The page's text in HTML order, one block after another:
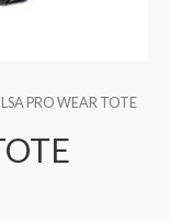
PRO WEAR TOTE